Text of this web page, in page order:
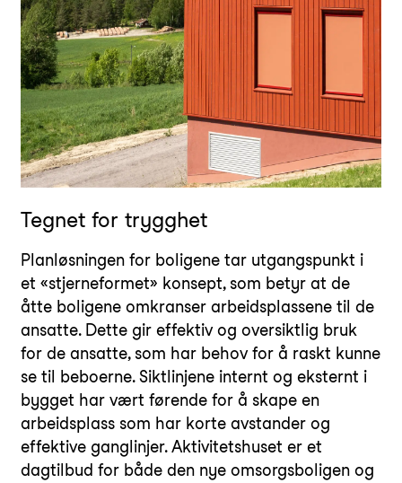
Tegnet for trygghet
Planløsningen for boligene tar utgangspunkt i
et «stjerneformet» konsept, som betyr at de
åtte boligene omkranser arbeidsplassene til de
ansatte. Dette gir effektiv og oversiktlig bruk
for de ansatte, som har behov for å raskt kunne
se til beboerne. Siktlinjene internt og eksternt i
bygget har vært førende for å skape en
arbeidsplass som har korte avstander og
effektive ganglinjer. Aktivitetshuset er et
dagtilbud for både den nye omsorgsboligen og